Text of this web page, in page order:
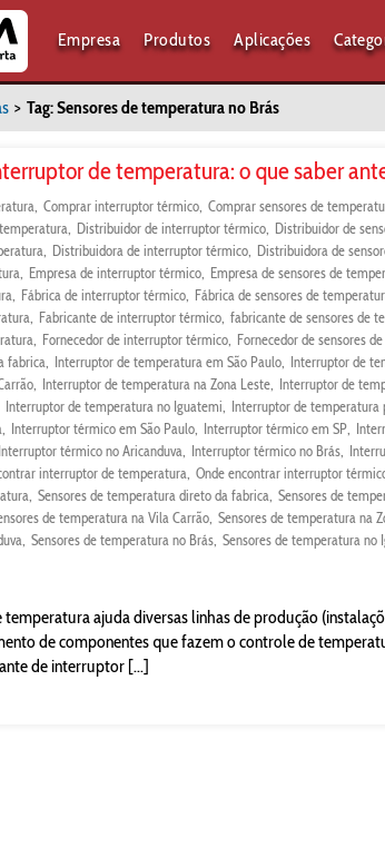
Empresa Produtos Aplicações
> Tag: Sensores de temperatura no Brás
de temperatura: o que saber
Comprar interruptor térmico Comprar sensores de
Distribuidor de interruptor térmico Distribuidor de
Distribuidora de interruptor térmico Distribuidora de
Empresa de interruptor térmico Empresa de sensores de
Fábrica de interruptor térmico Fábrica de sensores de
Fabricante de interruptor térmico fabricante de sensores de
Fornecedor de interruptor térmico Fornecedor de sensores
fabrica
Interruptor de temperatura em São Paulo Interruptor de
Interruptor de temperatura na Zona Leste Interruptor de
Interruptor de temperatura no Iguatemi
Interruptor de temperatura
Interruptor térmico em São Paulo Interruptor térmico em SP
Interruptor térmico no Aricanduva Interruptor térmico no Brás
interruptor de temperatura Onde encontrar interruptor
Sensores de temperatura direto da fabrica Sensores de
de temperatura na Vila Carrão Sensores de temperatura na
Sensores de temperatura no Brás Sensores de temperatura no
ajuda diversas linhas de produção
de componentes que fazem o controle de
de interruptor [...]